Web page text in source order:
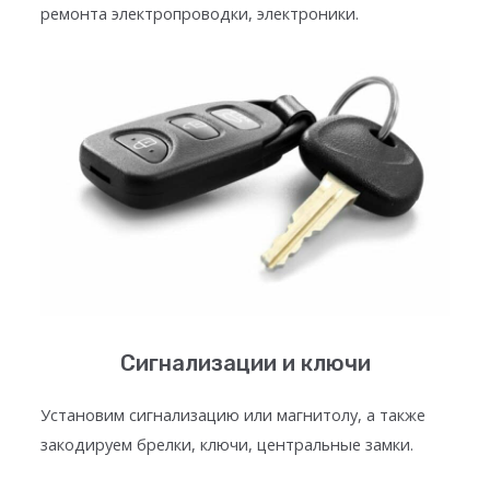
ремонта электропроводки, электроники.
Сигнализации и ключи
Установим сигнализацию или магнитолу, а также
закодируем брелки, ключи, центральные замки.